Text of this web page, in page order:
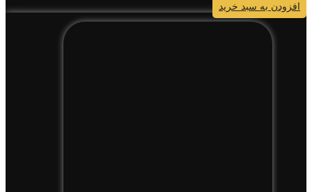
افزودن به سبد خرید